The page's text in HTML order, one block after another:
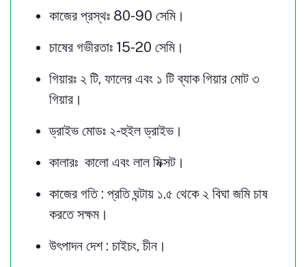
কাজের প্রস্থঃ 80-90 সেমি।
চাষের গভীরতাঃ 15-20 সেমি।
গিয়ারঃ ২ টি, ফালের এবং ১ টি ব্যাক গিয়ার মোট ৩
গিয়ার।
ড্রাইভ মোডঃ ২-হুইল ড্রাইভ।
কালারঃ কালো এবং লাল মিক্সট।
কাজের গতি : প্রতি ঘন্টায় ১.৫ থেকে ২ বিঘা জমি চাষ
করতে সক্ষম।
উৎপাদন দেশ : চাইচং, চীন।